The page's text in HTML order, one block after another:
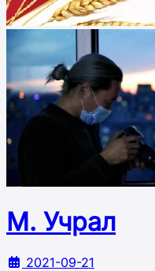
М. Учрал
2021-09-21